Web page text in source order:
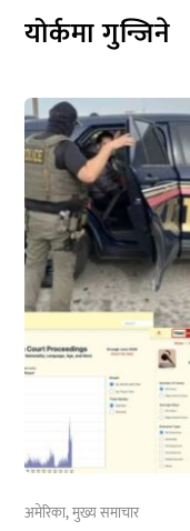
योर्कमा गुन्जिने
अमेरिका,मुख्य समाचार